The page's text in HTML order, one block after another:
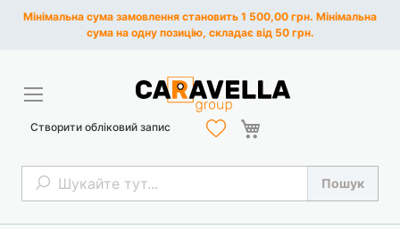
Мінімальна сума замовлення становить 1 500,00 грн. Мінімальна
сума на одну позицію, складає від 50 грн.
Пошук Пошук
Створити обліковий запис